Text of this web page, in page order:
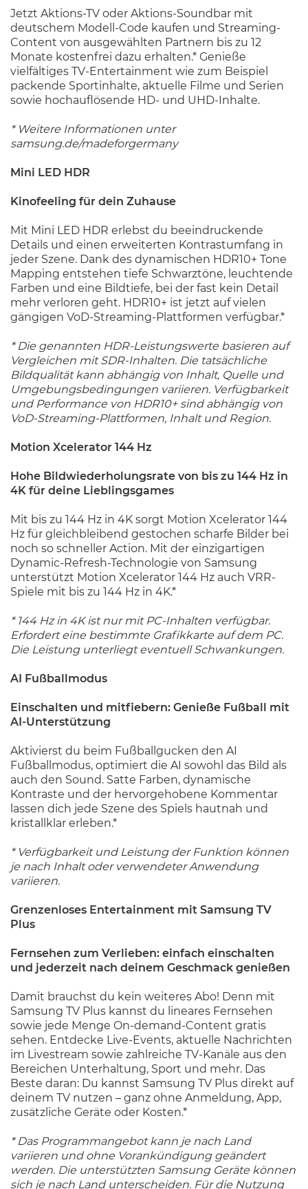
Jetzt Aktions-TV oder Aktions-Soundbar mit
deutschem Modell-Code kaufen und Streaming-
Content von ausgewählten Partnern bis zu 12
Monate kostenfrei dazu erhalten.* Genieße
vielfältiges TV-Entertainment wie zum Beispiel
packende Sportinhalte, aktuelle Filme und Serien
sowie hochauflösende HD- und UHD-Inhalte.
* Weitere Informationen unter
samsung.de/madeforgermany
Mini LED HDR
Kinofeeling für dein Zuhause
Mit Mini LED HDR erlebst du beeindruckende
Details und einen erweiterten Kontrastumfang in
jeder Szene. Dank des dynamischen HDR10+ Tone
Mapping entstehen tiefe Schwarztöne, leuchtende
Farben und eine Bildtiefe, bei der fast kein Detail
mehr verloren geht. HDR10+ ist jetzt auf vielen
gängigen VoD-Streaming-Plattformen verfügbar.*
* Die genannten HDR-Leistungswerte basieren auf
Vergleichen mit SDR-Inhalten. Die tatsächliche
Bildqualität kann abhängig von Inhalt, Quelle und
Umgebungsbedingungen variieren. Verfügbarkeit
und Performance von HDR10+ sind abhängig von
VoD-Streaming-Plattformen, Inhalt und Region.
Motion Xcelerator 144 Hz
Hohe Bildwiederholungsrate von bis zu 144 Hz in
4K für deine Lieblingsgames
Mit bis zu 144 Hz in 4K sorgt Motion Xcelerator 144
Hz für gleichbleibend gestochen scharfe Bilder bei
noch so schneller Action. Mit der einzigartigen
Dynamic-Refresh-Technologie von Samsung
unterstützt Motion Xcelerator 144 Hz auch VRR-
Spiele mit bis zu 144 Hz in 4K.*
* 144 Hz in 4K ist nur mit PC-Inhalten verfügbar.
Erfordert eine bestimmte Grafikkarte auf dem PC.
Die Leistung unterliegt eventuell Schwankungen.
AI Fußballmodus
Einschalten und mitfiebern: Genieße Fußball mit
AI-Unterstützung
Aktivierst du beim Fußballgucken den AI
Fußballmodus, optimiert die AI sowohl das Bild als
auch den Sound. Satte Farben, dynamische
Kontraste und der hervorgehobene Kommentar
lassen dich jede Szene des Spiels hautnah und
kristallklar erleben.*
* Verfügbarkeit und Leistung der Funktion können
je nach Inhalt oder verwendeter Anwendung
variieren.
Grenzenloses Entertainment mit Samsung TV
Plus
Fernsehen zum Verlieben: einfach einschalten
und jederzeit nach deinem Geschmack genießen
Damit brauchst du kein weiteres Abo! Denn mit
Samsung TV Plus kannst du lineares Fernsehen
sowie jede Menge On-demand-Content gratis
sehen. Entdecke Live-Events, aktuelle Nachrichten
im Livestream sowie zahlreiche TV-Kanäle aus den
Bereichen Unterhaltung, Sport und mehr. Das
Beste daran: Du kannst Samsung TV Plus direkt auf
deinem TV nutzen – ganz ohne Anmeldung, App,
zusätzliche Geräte oder Kosten.*
* Das Programmangebot kann je nach Land
variieren und ohne Vorankündigung geändert
werden. Die unterstützten Samsung Geräte können
sich je nach Land unterscheiden. Für die Nutzung